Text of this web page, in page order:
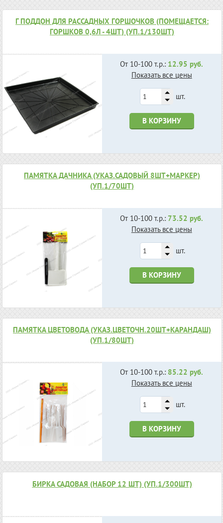
Г ПОДДОН ДЛЯ РАССАДНЫХ ГОРШОЧКОВ (ПОМЕЩАЕТСЯ:
ГОРШКОВ 0,6Л - 4ШТ) (УП.1/130ШТ)
От 10-100 т.р.: 12.95 руб.
Показать все цены
шт.
В КОРЗИНУ
ПАМЯТКА ДАЧНИКА (УКАЗ.САДОВЫЙ 8ШТ+МАРКЕР)
(УП.1/70ШТ)
От 10-100 т.р.: 73.52 руб.
Показать все цены
шт.
В КОРЗИНУ
ПАМЯТКА ЦВЕТОВОДА (УКАЗ.ЦВЕТОЧН.20ШТ+КАРАНДАШ)
(УП.1/80ШТ)
От 10-100 т.р.: 85.22 руб.
Показать все цены
шт.
В КОРЗИНУ
БИРКА САДОВАЯ (НАБОР 12 ШТ) (УП.1/300ШТ)